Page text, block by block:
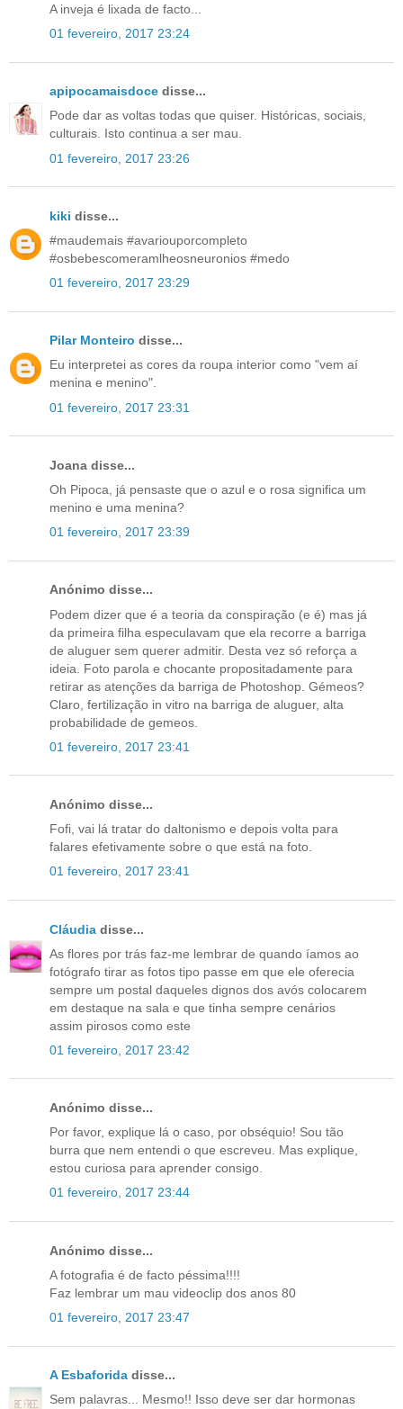
A inveja é lixada de facto...
01 fevereiro, 2017 23:24
apipocamaisdoce disse...
Pode dar as voltas todas que quiser. Históricas, sociais,
culturais. Isto continua a ser mau.
01 fevereiro, 2017 23:26
kiki disse...
#maudemais #avariouporcompleto
#osbebescomeramlheosneuronios #medo
01 fevereiro, 2017 23:29
Pilar Monteiro disse...
Eu interpretei as cores da roupa interior como "vem aí
menina e menino".
01 fevereiro, 2017 23:31
Joana disse...
Oh Pipoca, já pensaste que o azul e o rosa significa um
menino e uma menina?
01 fevereiro, 2017 23:39
Anónimo disse...
Podem dizer que é a teoria da conspiração (e é) mas já
da primeira filha especulavam que ela recorre a barriga
de aluguer sem querer admitir. Desta vez só reforça a
ideia. Foto parola e chocante propositadamente para
retirar as atenções da barriga de Photoshop. Gémeos?
Claro, fertilização in vitro na barriga de aluguer, alta
probabilidade de gemeos.
01 fevereiro, 2017 23:41
Anónimo disse...
Fofi, vai lá tratar do daltonismo e depois volta para
falares efetivamente sobre o que está na foto.
01 fevereiro, 2017 23:41
Cláudia disse...
As flores por trás faz-me lembrar de quando íamos ao
fotógrafo tirar as fotos tipo passe em que ele oferecia
sempre um postal daqueles dignos dos avós colocarem
em destaque na sala e que tinha sempre cenários
assim pirosos como este
01 fevereiro, 2017 23:42
Anónimo disse...
Por favor, explique lá o caso, por obséquio! Sou tão
burra que nem entendi o que escreveu. Mas explique,
estou curiosa para aprender consigo.
01 fevereiro, 2017 23:44
Anónimo disse...
A fotografia é de facto péssima!!!!
Faz lembrar um mau videoclip dos anos 80
01 fevereiro, 2017 23:47
A Esbaforida disse...
Sem palavras... Mesmo!! Isso deve ser dar hormonas